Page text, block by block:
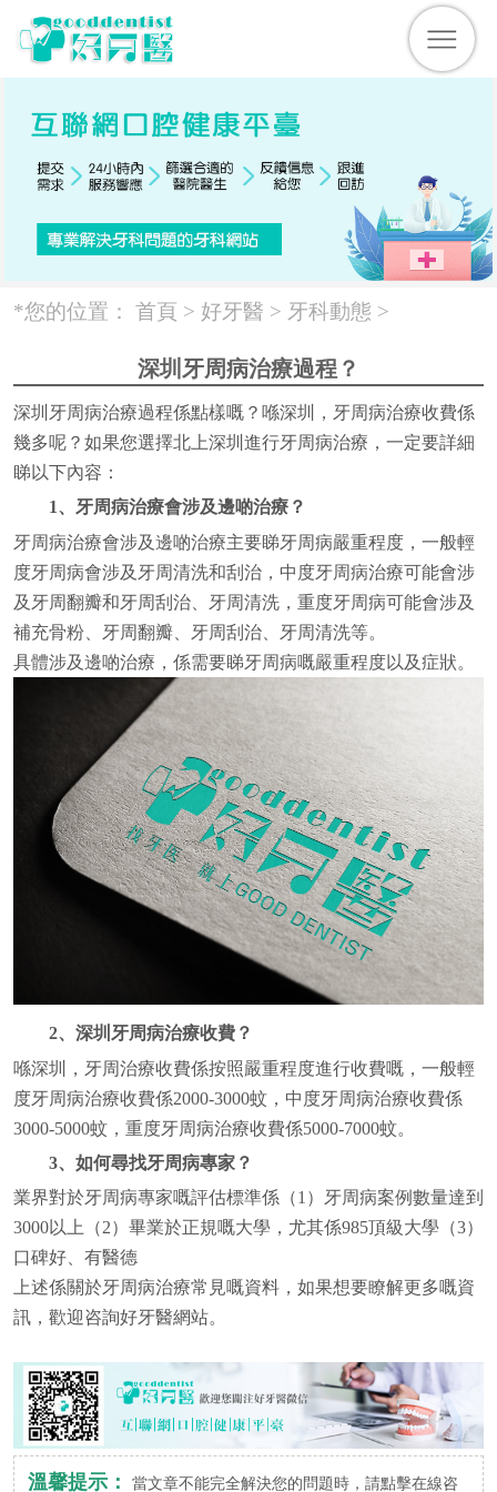
*您的位置： 首頁 > 好牙醫 > 牙科動態 >
深圳牙周病治療過程？
深圳牙周病治療過程係點樣嘅？喺深圳，牙周病治療收費係
幾多呢？如果您選擇北上深圳進行牙周病治療，一定要詳細
睇以下內容：
1、牙周病治療會涉及邊啲治療？
牙周病治療會涉及邊啲治療主要睇牙周病嚴重程度，一般輕
度牙周病會涉及牙周清洗和刮治，中度牙周病治療可能會涉
及牙周翻瓣和牙周刮治、牙周清洗，重度牙周病可能會涉及
補充骨粉、牙周翻瓣、牙周刮治、牙周清洗等。
具體涉及邊啲治療，係需要睇牙周病嘅嚴重程度以及症狀。
2、深圳牙周病治療收費？
喺深圳，牙周治療收費係按照嚴重程度進行收費嘅，一般輕
度牙周病治療收費係2000-3000蚊，中度牙周病治療收費係
3000-5000蚊，重度牙周病治療收費係5000-7000蚊。
3、如何尋找牙周病專家？
業界對於牙周病專家嘅評估標準係（1）牙周病案例數量達到
3000以上（2）畢業於正規嘅大學，尤其係985頂級大學（3）
口碑好、有醫德
上述係關於牙周病治療常見嘅資料，如果想要瞭解更多嘅資
訊，歡迎咨詢好牙醫網站。
溫馨提示： 當文章不能完全解決您的問題時，請點擊在線咨